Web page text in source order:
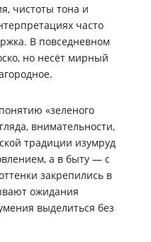
чистоты тона и
часто
В повседневном
но несёт мирный
«зеленого
внимательности,
традиции изумруд
а в быту — с
закрепились в
ожидания
выделиться без